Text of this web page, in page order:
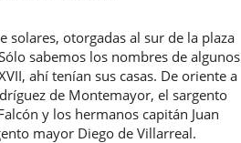
solares, otorgadas al sur de la plaza
sabemos los nombres de algunos
ahí tenían sus casas. De oriente a
de Montemayor, el sargento
y los hermanos capitán Juan
mayor Diego de Villarreal.